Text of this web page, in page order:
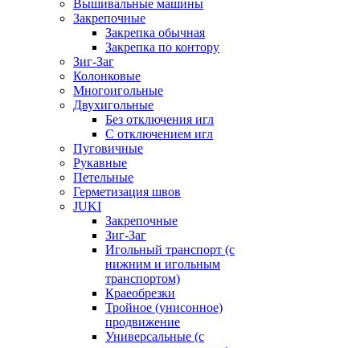
Вышивальные машины
Закрепочные
Закрепка обычная
Закрепка по контору
Зиг-Заг
Колонковые
Многоигольные
Двухигольные
Без отключения игл
С отключением игл
Пуговичные
Рукавные
Петельные
Герметизация швов
JUKI
Закрепочные
Зиг-Заг
Игольный транспорт (с
нижним и игольным
транспортом)
Краеобрезки
Тройное (унисонное)
продвижение
Универсальные (с